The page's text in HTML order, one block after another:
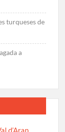
turqueses de
a
d’Aran